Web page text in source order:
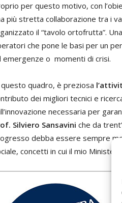
per questo motivo, con
più stretta collaborazione tra i
il “tavolo ortofrutta”.
che pone le basi per un
emergenze o momenti di crisi.
quadro, è preziosa
dei migliori tecnici e
necessaria per
Silviero Sansavini che da
debba essere sempre
concetti in cui il mio